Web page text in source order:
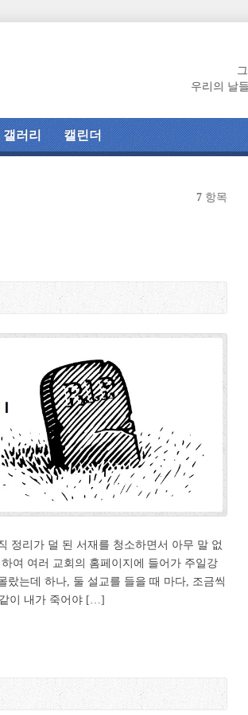
우리의 날
갤러리 캘린더
7 항목
정리가 덜 된 서재를 청소하면서 아무 말 없
여 여러 교회의 홈페이지에 들어가 주일강
는데 하나, 둘 설교를 들을 때 마다, 조금씩
이 내가 죽어야 […]